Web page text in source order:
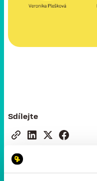
Sdílejte
Novinky a aktuality